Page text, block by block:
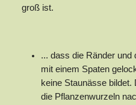
groß ist.
... dass die Ränder und
mit einem Spaten
keine Staunässe
die Pflanzenwurzeln